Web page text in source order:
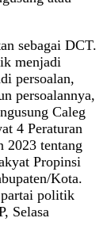
sebagai DCT.
menjadi
persoalan,
persoalannya,
Caleg
4 Peraturan
2023 tentang
Propinsi
Kota.
politik
Selasa